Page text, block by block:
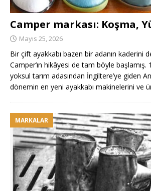
Camper markası: Koşma,
Mayıs 25, 2026
Bir çift ayakkabı bazen bir adanın kaderini
Camper’ın hikâyesi de tam böyle başlamış.
yoksul tarım adasından İngiltere’ye giden
dönemin en yeni ayakkabı makinelerini ve
MARKALAR